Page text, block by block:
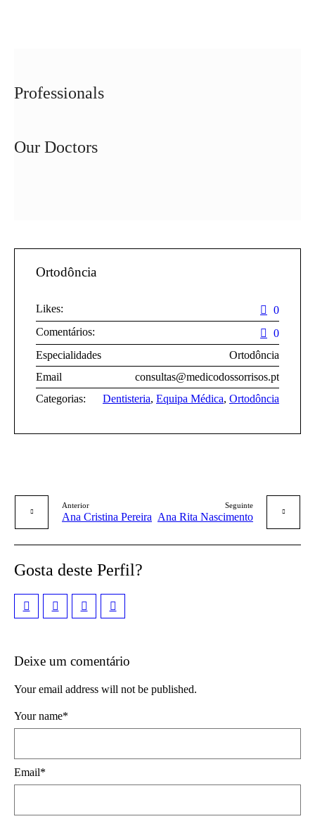
Professionals
Our Doctors
Ortodôncia
Likes:
0
Comentários:
0
Especialidades
Ortodôncia
Email
consultas@medicodossorrisos.pt
Categorias:
Dentisteria, Equipa Médica, Ortodôncia
Anterior
Ana Cristina Pereira
Seguinte
Ana Rita Nascimento
Gosta deste Perfil?
Deixe um comentário
Your email address will not be published.
Your name*
Email*